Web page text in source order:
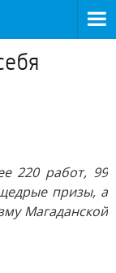
220 работ, 99
призы, а
Магаданской